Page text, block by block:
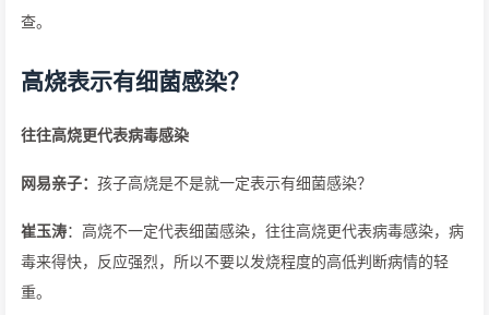
查。
高烧表示有细菌感染？
往往高烧更代表病毒感染
网易亲子： 孩子高烧是不是就一定表示有细菌感染？
崔玉涛：高烧不一定代表细菌感染，往往高烧更代表病毒感染，病
毒来得快，反应强烈，所以不要以发烧程度的高低判断病情的轻
重。